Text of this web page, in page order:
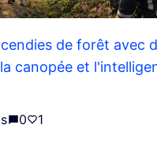
de forêt avec
canopée et
0 1